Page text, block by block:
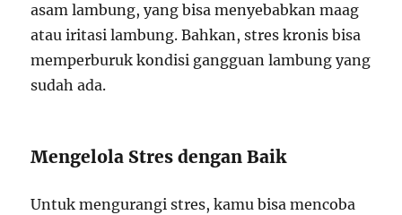
asam lambung, yang bisa menyebabkan maag
atau iritasi lambung. Bahkan, stres kronis bisa
memperburuk kondisi gangguan lambung yang
sudah ada.
Mengelola Stres dengan Baik
Untuk mengurangi stres, kamu bisa mencoba